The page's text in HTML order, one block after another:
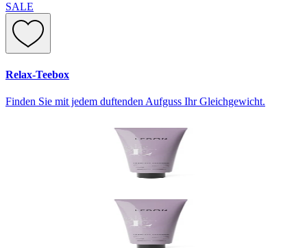
SALE
Relax-Teebox
Finden Sie mit jedem duftenden Aufguss Ihr Gleichgewicht.